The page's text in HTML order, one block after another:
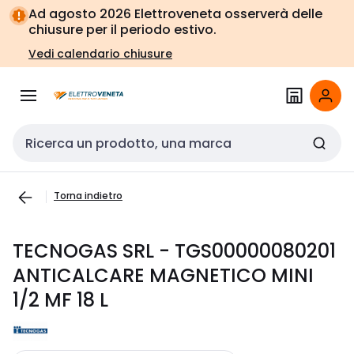
Vai alla
navigazione
Vai
alla
pagina
Ad agosto 2026 Elettroveneta osserverà delle
chiusure per il periodo estivo.
Vedi calendario chiusure
Cerca input
Torna indietro
TECNOGAS SRL - TGS00000080201
ANTICALCARE MAGNETICO MINI
1/2 MF 18 L